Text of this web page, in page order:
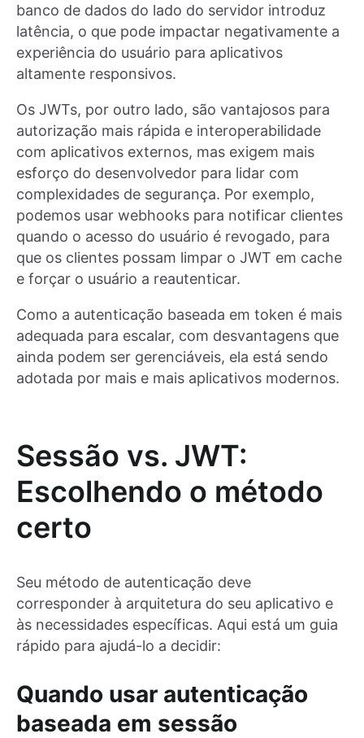
banco de dados do lado do servidor introduz
latência, o que pode impactar negativamente a
experiência do usuário para aplicativos
altamente responsivos.
Os JWTs, por outro lado, são vantajosos para
autorização mais rápida e interoperabilidade
com aplicativos externos, mas exigem mais
esforço do desenvolvedor para lidar com
complexidades de segurança. Por exemplo,
podemos usar webhooks para notificar clientes
quando o acesso do usuário é revogado, para
que os clientes possam limpar o JWT em cache
e forçar o usuário a reautenticar.
Como a autenticação baseada em token é mais
adequada para escalar, com desvantagens que
ainda podem ser gerenciáveis, ela está sendo
adotada por mais e mais aplicativos modernos.
Sessão vs. JWT:
Escolhendo o método
certo
Seu método de autenticação deve
corresponder à arquitetura do seu aplicativo e
às necessidades específicas. Aqui está um guia
rápido para ajudá-lo a decidir:
Quando usar autenticação
baseada em sessão